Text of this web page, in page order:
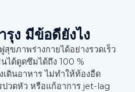
ง มีข้อดียังไง
ขภาพร่างกายได้อย่างรวดเร็ว
ได้ดูดซึมได้ถึง 100 %
ดินอาหาร ไม่ทำให้ท้องอืด
ปวดหัว หรือแก้อาการ jet-lag